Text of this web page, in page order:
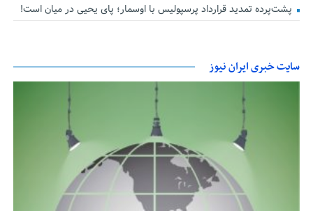
پشت‌پرده تمدید قرارداد پرسپولیس با اوسمار؛ پای یحیی در میان است!
سایت خبری ایران نیوز